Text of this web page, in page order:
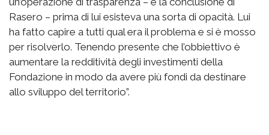
Rasero – prima di lui esisteva una sorta di opacità. Lui
ha fatto capire a tutti qual era il problema e si è mosso
per risolverlo. Tenendo presente che l’obbiettivo è
aumentare la redditività degli investimenti della
Fondazione in modo da avere più fondi da destinare
allo sviluppo del territorio”.